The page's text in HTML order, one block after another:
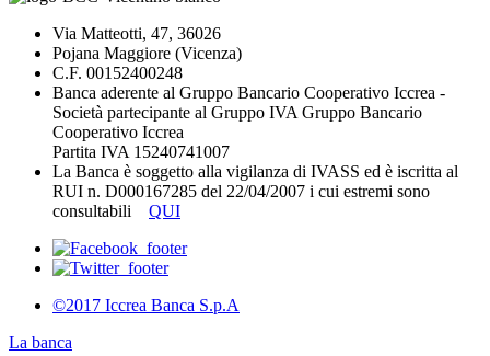
Via Matteotti, 47, 36026
Pojana Maggiore (Vicenza)
C.F. 00152400248
Banca aderente al Gruppo Bancario Cooperativo Iccrea -
Società partecipante al Gruppo IVA Gruppo Bancario
Cooperativo Iccrea
Partita IVA 15240741007
La Banca è soggetto alla vigilanza di IVASS ed è iscritta al
RUI n. D000167285 del 22/04/2007 i cui estremi sono
consultabili QUI
©2017 Iccrea Banca S.p.A
La banca